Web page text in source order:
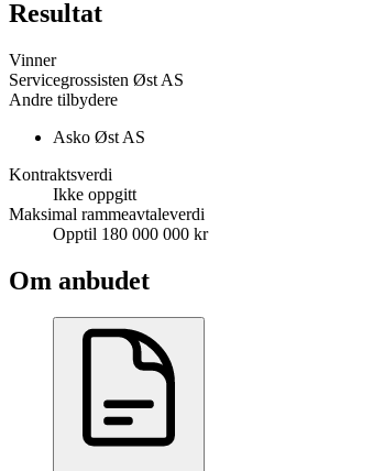
Resultat
Vinner
Servicegrossisten Øst AS
Andre tilbydere
Asko Øst AS
Kontraktsverdi
Ikke oppgitt
Maksimal rammeavtaleverdi
Opptil 180 000 000 kr
Om anbudet